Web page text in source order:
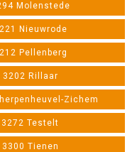
Molenstede
Nieuwrode
Pellenberg
3202 Rillaar
Zichem
Testelt
Tienen